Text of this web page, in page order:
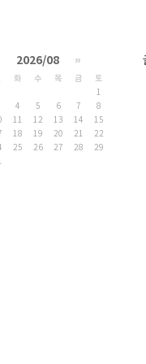
2026/08 »
화 수 목 금
토
1
4 5 6 7
8
11 12 13 14
15
18 19 20 21
22
25 26 27 28
29